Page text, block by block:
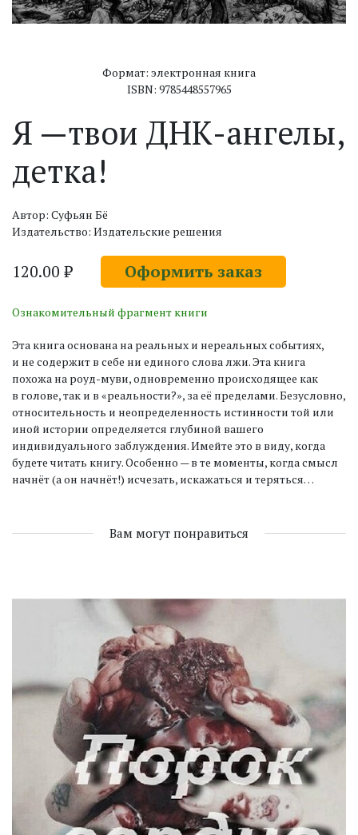
Формат: электронная книга
ISBN: 9785448557965
Я —твои ДНК-ангелы,
детка!
Автор: Суфьян Бё
Издательство: Издательские решения
120.00 ₽ Оформить заказ
Ознакомительный фрагмент книги
Эта книга основана на реальных и нереальных событиях,
и не содержит в себе ни единого слова лжи. Эта книга
похожа на роуд-муви, одновременно происходящее как
в голове, так и в «реальности?», за её пределами. Безусловно,
относительность и неопределенность истинности той или
иной истории определяется глубиной вашего
индивидуального заблуждения. Имейте это в виду, когда
будете читать книгу. Особенно — в те моменты, когда смысл
начнёт (а он начнёт!) исчезать, искажаться и теряться…
Вам могут понравиться